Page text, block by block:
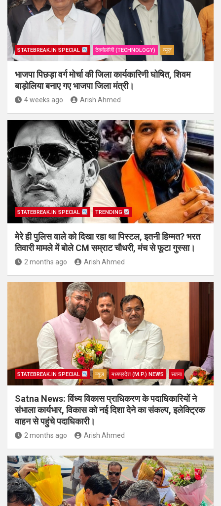
STATEBREAK.IN SPECIAL टेक्नोलॉजी (TECHNOLOGY) न्यूज़
भाजपा पिछड़ा वर्ग मोर्चा की जिला कार्यकारिणी घोषित, शिवम
बाड़ोलिया बनाए गए भाजपा जिला मंत्री।
4 weeks ago Arish Ahmed
STATEBREAK.IN SPECIAL TRENDING
मेरे ही पुलिस वाले को दिखा रहा था पिस्टल, इतनी हिम्मत? भरत
तिवारी मामले में बोले CM सम्राट चौधरी, मंच से फूटा गुस्सा।
2 months ago Arish Ahmed
STATEBREAK.IN SPECIAL न्यूज़ मध्यप्रदेश (M.P.) NEWS सतना
Satna News: विंध्य विकास प्राधिकरण के पदाधिकारियों ने
संभाला कार्यभार, विकास को नई दिशा देने का संकल्प, इलेक्ट्रिक
वाहन से पहुंचे पदाधिकारी।
2 months ago Arish Ahmed